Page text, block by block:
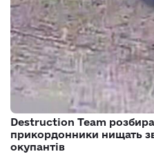
Destruction Team
прикордонники нищать
окупантів